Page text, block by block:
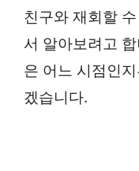
친구와 재회할
서 알아보려고
은 어느 시점인
겠습니다.